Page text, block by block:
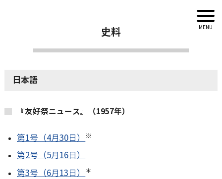
史料
日本語
『友好祭ニュース』（1957年）
第1号（4月30日） ※
第2号（5月16日）
第3号（6月13日）
＊